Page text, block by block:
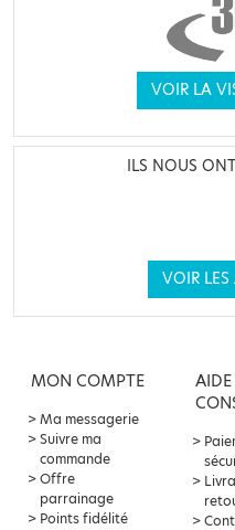
VOIR LA
ILS NOUS
VOIR LES
MON COMPTE
Ma messagerie
Suivre ma
commande
Offre
parrainage
Points fidélité